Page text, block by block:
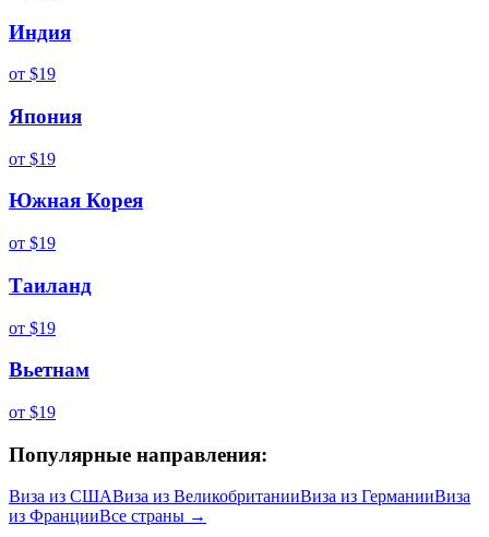
Индия
от $19
Япония
от $19
Южная Корея
от $19
Таиланд
от $19
Вьетнам
от $19
Популярные направления:
Виза из СШАВиза из ВеликобританииВиза из ГерманииВиза
из ФранцииВсе страны →